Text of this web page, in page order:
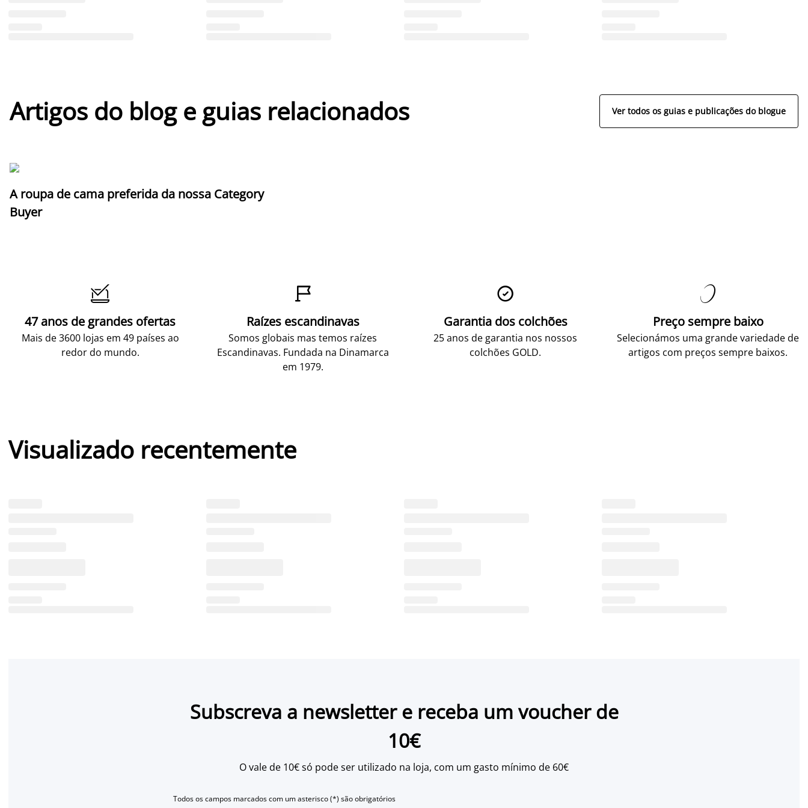
Artigos do blog e guias relacionados Ver todos os guias e publicações do blogue
A roupa de cama preferida da nossa Category
Buyer

47 anos de grandes ofertas
Mais de 3600 lojas em 49 países ao
redor do mundo.

Raízes escandinavas
Somos globais mas temos raízes
Escandinavas. Fundada na Dinamarca
em 1979.

Garantia dos colchões
25 anos de garantia nos nossos
colchões GOLD.

Preço sempre baixo
Selecionámos uma grande variedade de
artigos com preços sempre baixos.
Visualizado recentemente
Subscreva a newsletter e receba um voucher de
10€
O vale de 10€ só pode ser utilizado na loja, com um gasto mínimo de 60€
Todos os campos marcados com um asterisco (*) são obrigatórios